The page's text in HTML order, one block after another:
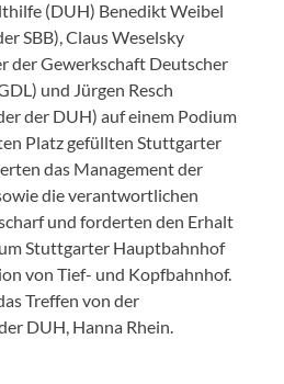
(DUH) Benedikt Weibel
SBB), Claus Weselsky
der Gewerkschaft Deutscher
und Jürgen Resch
der DUH) auf einem Podium
Platz gefüllten Stuttgarter
das Management der
die verantwortlichen
und forderten den Erhalt
Stuttgarter Hauptbahnhof
von Tief- und Kopfbahnhof.
Treffen von der
DUH, Hanna Rhein.